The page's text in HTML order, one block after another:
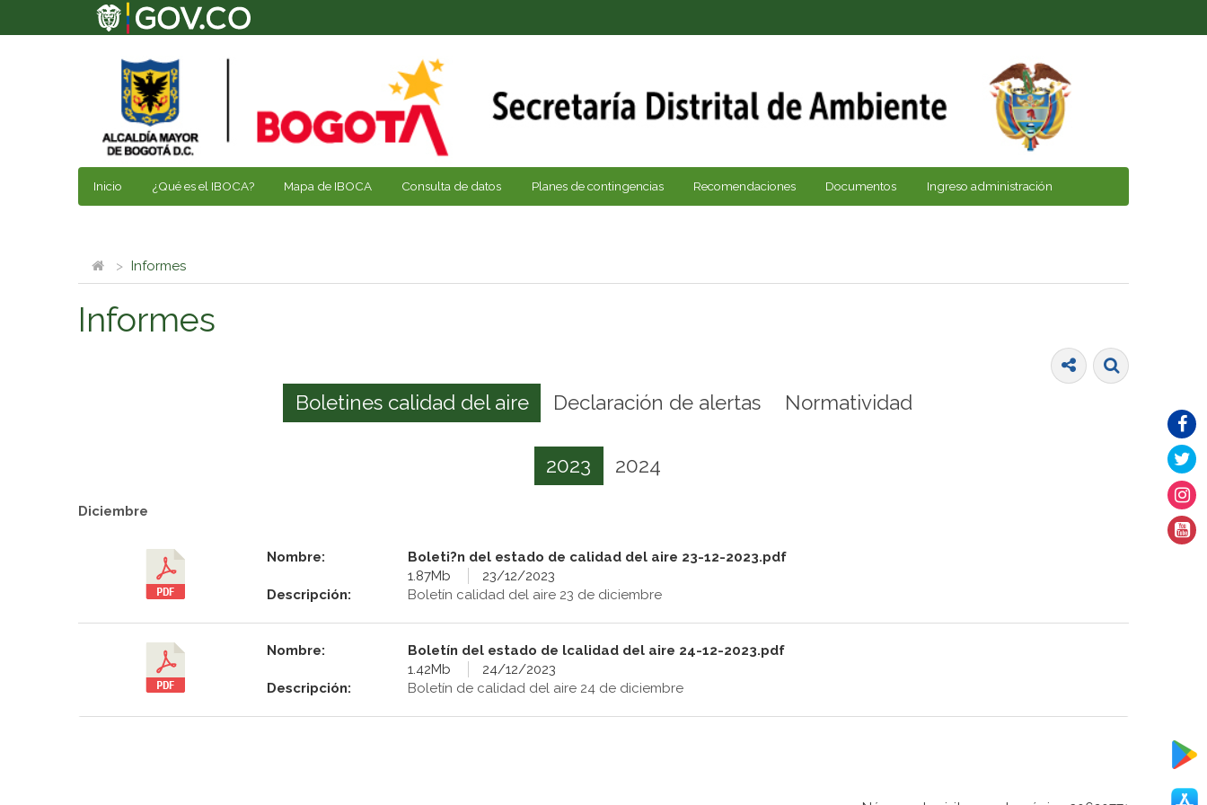
Inicio ¿Qué es el IBOCA? Mapa de IBOCA Consulta de datos Planes de contingencias Recomendaciones Documentos Ingreso administración
Informes
Informes
Boletines calidad del aire Declaración de alertas Normatividad
2023 2024
Diciembre
Nombre:
Boleti?n del estado de calidad del aire 23-12-2023.pdf
1.87Mb
23/12/2023
Descripción:
Boletín calidad del aire 23 de diciembre
Nombre:
Boletín del estado de lcalidad del aire 24-12-2023.pdf
1.42Mb
24/12/2023
Descripción:
Boletín de calidad del aire 24 de diciembre